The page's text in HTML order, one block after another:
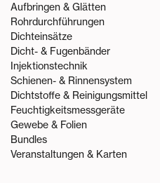
Aufbringen & Glätten
Rohrdurchführungen
Dichteinsätze
Dicht- & Fugenbänder
Injektionstechnik
Schienen- & Rinnensystem
Dichtstoffe & Reinigungsmittel
Feuchtigkeitsmessgeräte
Gewebe & Folien
Bundles
Veranstaltungen & Karten